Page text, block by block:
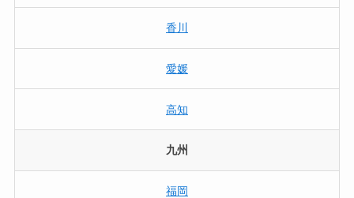
香川
愛媛
高知
九州
福岡